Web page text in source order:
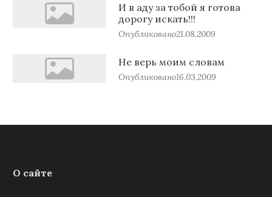
И в аду за тобой я готова
дорогу искать!!!
Опубликовано21.08.2009
Не верь моим словам
Опубликовано16.03.2009
О сайте